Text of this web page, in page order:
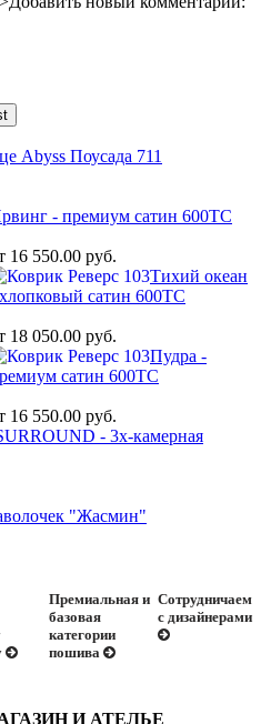
Abyss Поусада 711
- премиум сатин 600ТС
16 550.00 руб.
Тихий океан
сатин 600ТС
18 050.00 руб.
Пудра -
сатин 600ТС
16 550.00 руб.
- 3х-камерная
"Жасмин"
Премиальная и
базовая
категории
пошива
Сотрудничаем
с дизайнерами
И АТЕЛЬЕ